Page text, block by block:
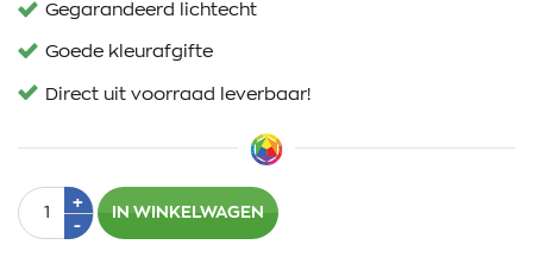
Gegarandeerd lichtecht
Goede kleurafgifte
Direct uit voorraad leverbaar!
Aantal+Plus
-Min
IN WINKELWAGEN